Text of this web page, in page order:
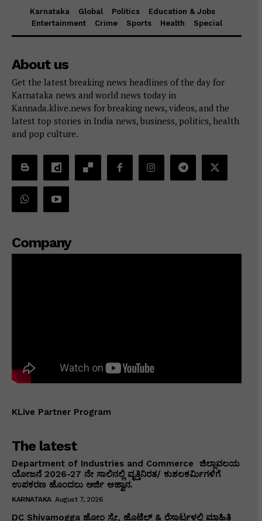
Karnataka Global Politics
Education & Jobs
Entertainment
Crime Sports Health Special
About us
Get the latest breaking news headlines of the day for
Karnataka news and world news today in
Kannada.klive.news for breaking news, videos, and the
latest top stories in India news, business, politics, health
and pop culture.
Company
KLive Partner Program
The latest
Department of Industries and Commerce ಜಿಲ್ಲಾವಲಯ
ಯೋಜನೆ 2026-27 ನೇ ಸಾಲಿನಲ್ಲಿ ವೃತ್ತಿನಿರತ/ ಕುಶಲಕರ್ಮಿಗಳಿಗೆ
ಉಪಕರಣ ಹೊಂದಲು ಅರ್ಜಿ ಆಹ್ವಾನ.
KARNATAKA August 7, 2026
DC Shivamogga ಹೋಂ ಸ್ಟೇ, ಹೊಟೆಲ್ & ರೆಸಾರ್ಟ್ಗಳಲ್ಲಿ ಮಾಹಿತಿ